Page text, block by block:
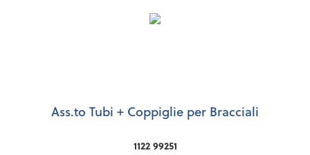
Ass.to Tubi + Coppiglie per Bracciali
1122 99251